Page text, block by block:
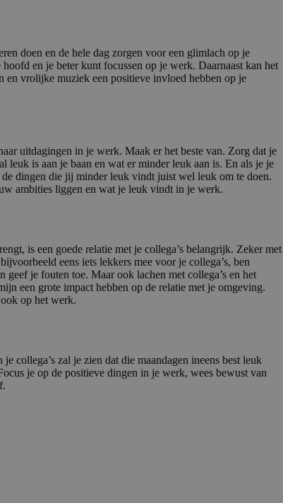
doen en de hele dag zorgen voor een glimlach op je
en je beter kunt focussen op je werk. Daarnaast kan het
en vrolijke muziek een positieve invloed hebben op je
uitdagingen in je werk. Maak er het beste van. Zorg dat je
leuk is aan je baan en wat er minder leuk aan is. En als je je
dingen die jij minder leuk vindt juist wel leuk om te doen.
ambities liggen en wat je leuk vindt in je werk.
is een goede relatie met je collega’s belangrijk. Zeker met
eens iets lekkers mee voor je collega’s, ben
geef je fouten toe. Maar ook lachen met collega’s en het
een grote impact hebben op de relatie met je omgeving.
op het werk.
collega’s zal je zien dat die maandagen ineens best leuk
je op de positieve dingen in je werk, wees bewust van